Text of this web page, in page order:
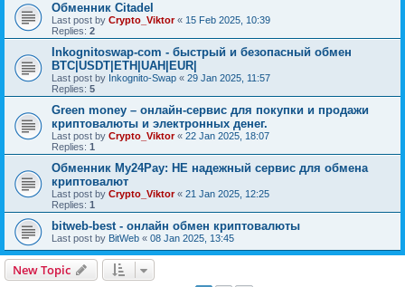
Обменник Citadel
Last post by Crypto_Viktor« 15 Feb 2025, 10:39
Replies: 2
Inkognitoswap-com - быстрый и безопасный обмен
BTC|USDT|ETH|UAH|EUR|
Last post by Inkognito-Swap « 29 Jan 2025, 11:57
Replies: 5
Green money – онлайн-сервис для покупки и продажи
криптовалюты и электронных денег.
Last post by Crypto_Viktor« 22 Jan 2025, 18:07
Replies: 1
Обменник My24Pay: НЕ надежный сервис для обмена
криптовалют
Last post by Crypto_Viktor« 21 Jan 2025, 12:25
Replies: 1
bitweb-best - онлайн обмен криптовалюты
Last post by BitWeb « 08 Jan 2025, 13:45
New Topic